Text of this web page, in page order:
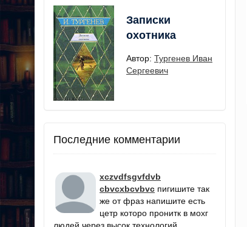
Записки
охотника
Автор: Тургенев Иван
Сергеевич
Последние комментарии
xczvdfsgvfdvb
cbvcxbcvbvc пигишите так
же от фраз напишите есть
цетр которо пронитк в мохг
людей через высок технологий